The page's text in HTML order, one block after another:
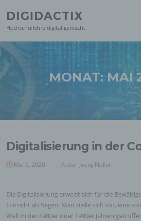
Inhalt
springen
DIGIDACTIX
Hochschullehre digital gemacht
MONAT: MAI
Digitalisierung in der
Mai 6, 2020 Autor: Joerg Noller
Die Digitalisierung erweist sich für die
Hinsicht als Segen. Man stelle sich vor, eine
Welt in den1980er oder 1990er Jahren